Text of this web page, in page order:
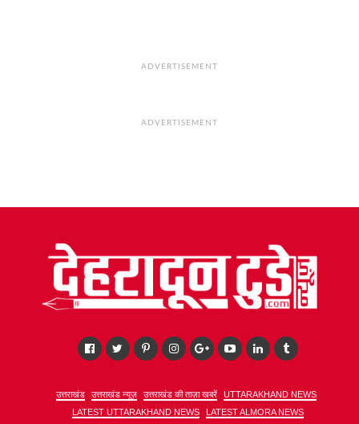
ADVERTISEMENT
ADVERTISEMENT
उत्तराखंड उत्तराखंड न्यूज़ उत्तराखंड की ताज़ा खबरें
UTTARAKHAND NEWS
LATEST UTTARAKHAND NEWS
LATEST ALMORA NEWS